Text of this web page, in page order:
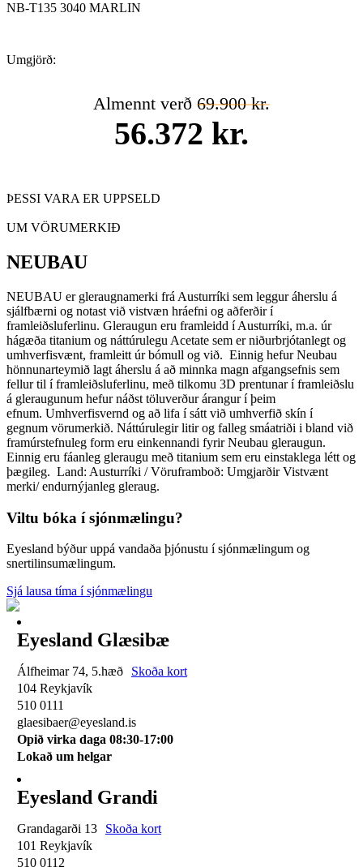
NB-T135 3040 MARLIN
Umgjörð:
Almennt verð 69.900 kr.
56.372 kr.
ÞESSI VARA ER UPPSELD
UM VÖRUMERKIÐ
NEUBAU
NEUBAU er gleraugnamerki frá Austurríki sem leggur áherslu á
sjálfbærni og notast við vistvæn hráefni og aðferðir í
framleiðsluferlinu. Gleraugun eru framleidd í Austurríki, m.a. úr
hágæða titanium og náttúrulegu Acetate sem er niðurbrjótanlegt og
umhverfisvænt, framleitt úr bómull og við. Einnig hefur Neubau
hönnunarteymið lagt áherslu á að minnka magn afgangsefnis sem
fellur til í framleiðsluferlinu, með tilkomu 3D prentunar í framleiðslu
á gleraugunum hefur náðst töluverður árangur í þeim
efnum. Umhverfisvernd og að lifa í sátt við umhverfið skín í
gegnum vörumerkið. Náttúrulegir litir og falleg smáatriði i bland við
framúrstefnuleg form eru einkennandi fyrir Neubau gleraugun.
Einnig eru fáanleg gleraugu með titanium sem eru einstaklega létt og
þægileg. Land: Austurríki / Vöruframboð: Umgjarðir Vistvænt
merki/ endurnýjanleg gleraug.
Viltu bóka í sjónmælingu?
Eyesland býður uppá vandaða þjónustu í sjónmælingum og
snertilinsumælingum.
Sjá lausa tíma í sjónmælingu
Eyesland Glæsibæ
Álfheimar 74, 5.hæð
Skoða kort
104 Reykjavík
510 0111
glaesibaer@eyesland.is
Opið virka daga 08:30-17:00
Lokað um helgar
Eyesland Grandi
Grandagarði 13
Skoða kort
101 Reykjavík
510 0112